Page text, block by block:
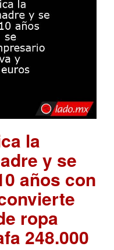
la
y se
años con
ropa
248.000